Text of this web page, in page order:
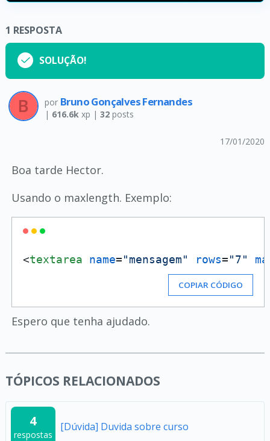
1 RESPOSTA
SOLUÇÃO!
por Bruno Gonçalves Fernandes
| 616.6kxp | 32posts
17/01/2020
Boa tarde Hector.
Usando o maxlength. Exemplo:
<textarea name="mensagem" rows="7"
COPIAR CÓDIGO
Espero que tenha ajudado.
TÓPICOS RELACIONADOS
4
respostas
[Dúvida] Duvida sobre curso